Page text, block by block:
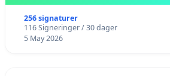
256 signaturer
116 Signeringer / 30 dager
5 May 2026